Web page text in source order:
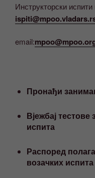
Инструкторски
email:
Пронађи
Вјежбај
испита
Распоред
возачких испита